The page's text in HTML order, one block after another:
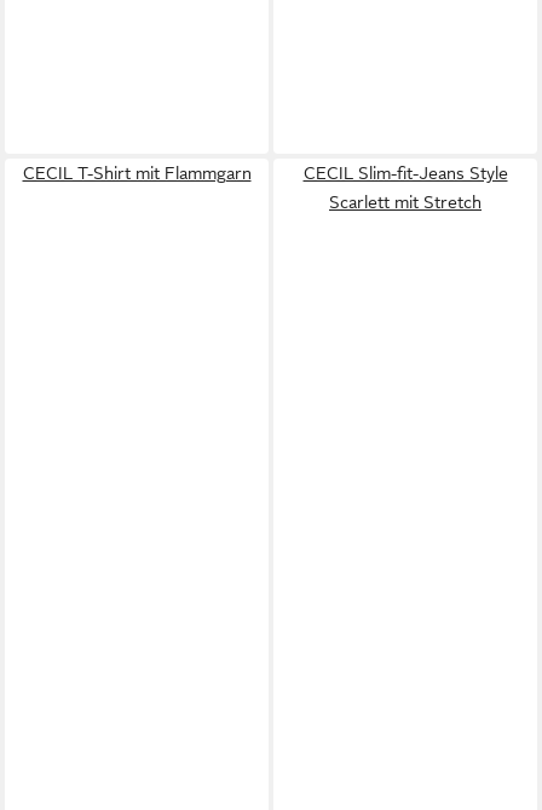
CECIL T-Shirt mit Flammgarn
CECIL Slim-fit-Jeans Style
Scarlett mit Stretch